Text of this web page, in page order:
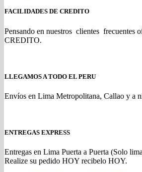
FACILIDADES DE CREDITO
Pensando en nuestros clientes frecuentes
CREDITO.
LLEGAMOS A TODO EL PERU
Envíos en Lima Metropolitana, Callao y a
ENTREGAS EXPRESS
Entregas en Lima Puerta a Puerta (Solo
Realize su pedido HOY recibelo HOY.